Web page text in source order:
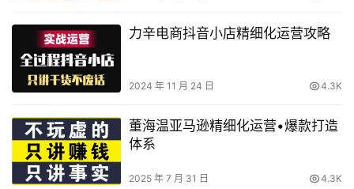
力辛电商抖音小店精细化运营攻略
2024 年 11 月 24 日 4.3K
董海温亚马逊精细化运营•爆款打造
体系
2025 年 7 月 31 日 4.3K